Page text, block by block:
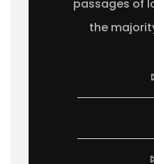
passages of
the